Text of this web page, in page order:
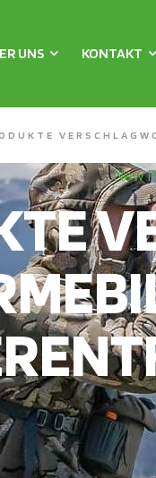
UNS KONTAKT
New